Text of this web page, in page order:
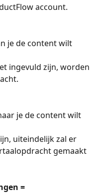
account.
je de content wilt
ingevuld zijn, worden
je de content wilt
uiteindelijk zal er
gemaakt
=